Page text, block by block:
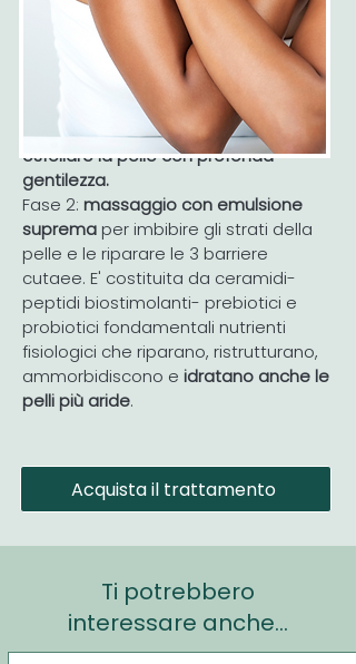
che potenzia le 3 barriere della pelle
del corpo rendendola più bella, sana,
compatta, nutrita e luminosa.
massaggio con gel oleoso
composto da Acido succinico-
mandelico-azelaico-glicolico per
esfoliare la pelle con profonda
gentilezza.
Fase 2: massaggio con emulsione
suprema per imbibire gli strati della
pelle e le riparare le 3 barriere
cutaee. E' costituita da ceramidi-
peptidi biostimolanti- prebiotici e
probiotici fondamentali nutrienti
fisiologici che riparano, ristrutturano,
ammorbidiscono e idratano anche le
pelli più aride.
Acquista il trattamento
Ti potrebbero
interessare anche...